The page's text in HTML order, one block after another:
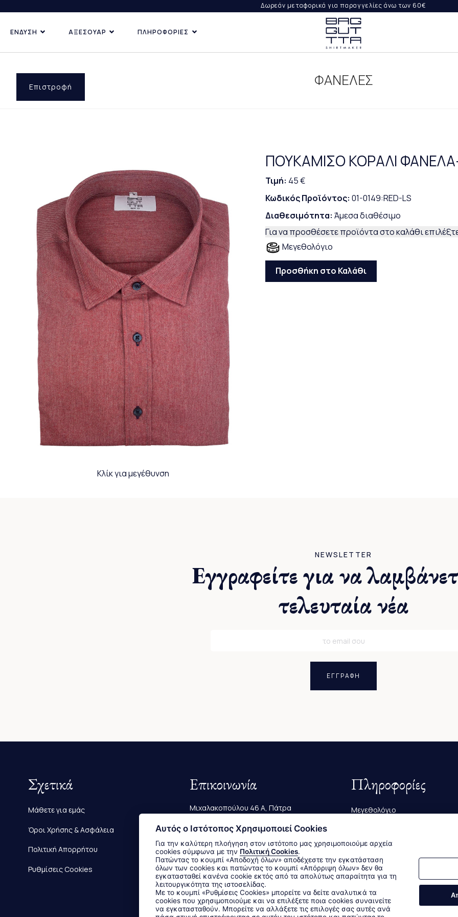
Δωρεάν μεταφορικά για παραγγελίες άνω των 60€
ΕΝΔΥΣΗ ΑΞΕΣΟΥΑΡ ΠΛΗΡΟΦΟΡΙΕΣ
ΦΑΝΕΛΕΣ
Επιστροφή
Κλίκ για μεγέθυνση
ΠΟΥΚΑΜΙΣΟ ΚΟΡΑΛΙ
Τιμή: 45 €
Κωδικός Προϊόντος: 01-0149:RED-LS
Διαθεσιμότητα: Άμεσα διαθέσιμο
Για να προσθέσετε προϊόντα στο καλάθι
Μεγεθολόγιο
Προσθήκη στο Καλάθι
NEWSLETTER
Εγγραφείτε για να
τελευταία νέα
ΕΓΓΡΑΦΗ
Σχετικά
Μάθετε για εμάς
Όροι Χρήσης & Ασφάλεια
Πολιτική Απορρήτου
Ρυθμίσεις Cookies
Επικοινωνία
Μιχαλακοπούλου 46 Α, Πάτρα
Τηλ.:2610 223 239
E-mail: info@bagutta.gr
Πληροφορίες
Μεγεθολόγιο
Τρόποι Παραγγελίας &
Δεχόμαστε όλες τις πιστωτικές κάρτες:
Sitemap/Login
Αυτός ο Ιστότοπος Χρησιμοποιεί Cookies
Για την καλύτερη πλοήγηση στον ιστότοπο μας χρησιμοποιούμε αρχεία
cookies σύμφωνα με την Πολιτική Cookies.
Πατώντας το κουμπί «Αποδοχή όλων» αποδέχεστε την εγκατάσταση
όλων των cookies και πατώντας το κουμπί «Απόρριψη όλων» δεν θα
εγκατασταθεί κανένα cookie εκτός από τα απολύτως απαραίτητα για τη
λειτουργικότητα της ιστοσελίδας.
Με το κουμπί «Ρυθμίσεις Cookies» μπορείτε να δείτε αναλυτικά τα
cookies που χρησιμοποιούμε και να επιλέξετε ποια cookies συναινείτε
να εγκατασταθούν. Μπορείτε να αλλάξετε τις επιλογές σας αυτές ανά